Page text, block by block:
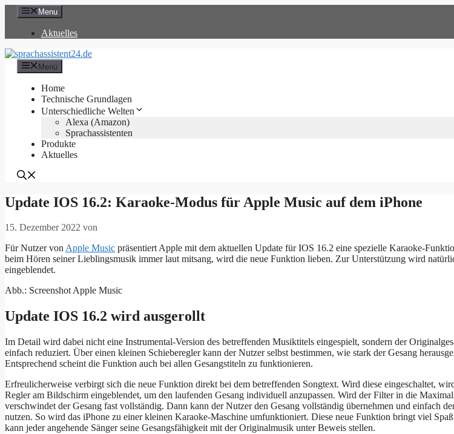
Zum
Inhalt
springen
Menu
Aktuelles
Menü
Home
Technische Grundlagen
Unterschiedliche Welten
Alexa (Amazon)
Sprachassistenten
Produkte
Aktuelles
Update IOS 16.2: Karaoke-Modus für Apple Music auf dem iPhone
15. Dezember 2022 von
Für Nutzer vonApple Music präsentiert Apple mit dem aktuellen Update für IOS 16.2 eine spezielle Karaoke-
beim Hören seiner Lieblingsmusik immer laut mitsang, wird die neue Funktion lieben. Zur Unterstützung wird
eingeblendet.
Abb.: Screenshot Apple Music
Update IOS 16.2 wird ausgerollt
Im Detail wird dabei nicht eine Instrumental-Version des betreffenden Musiktitels eingespielt, sondern der
einfach reduziert. Über einen kleinen Schieberegler kann der Nutzer selbst bestimmen, wie stark der Gesang
Entsprechend scheint die Funktion auch bei allen Gesangstiteln zu funktionieren.
Erfreulicherweise verbirgt sich die neue Funktion direkt bei dem betreffenden Songtext. Wird diese eingeschaltet,
Regler am Bildschirm eingeblendet, um den laufenden Gesang individuell anzupassen. Wird der Filter in die
verschwindet der Gesang fast vollständig. Dann kann der Nutzer den Gesang vollständig übernehmen und einfach
nutzen. So wird das iPhone zu einer kleinen Karaoke-Maschine umfunktioniert. Diese neue Funktion bringt viel
kann jeder angehende Sänger seine Gesangsfähigkeit mit der Originalmusik unter Beweis stellen.